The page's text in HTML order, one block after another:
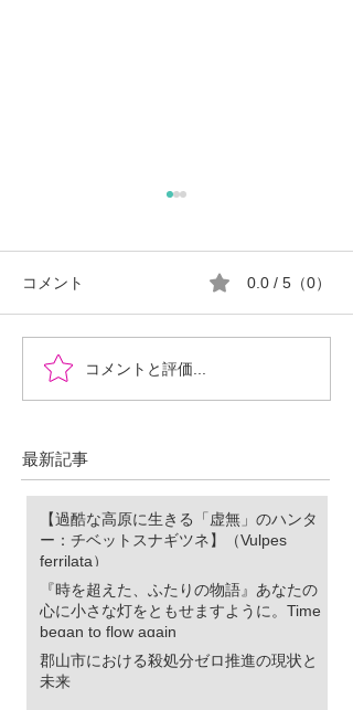
『時を超えた、ふたりの
物語』あなたの心に小さ
に。Time began to flow again
コメント 0.0 / 5（0）
コメントと評価...
最新記事
【過酷な高原に生きる「虚無」のハンタ
ー：チベットスナギツネ】（Vulpes
ferrilata）
『時を超えた、ふたりの物語』あなたの
心に小さな灯をともせますように。Time
began to flow again
郡山市における殺処分ゼロ推進の現状と
未来